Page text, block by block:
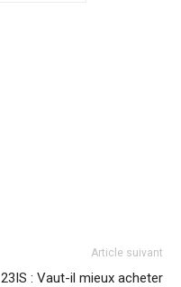
Article suivant
23IS : Vaut-il mieux acheter